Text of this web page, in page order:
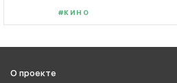
#КИНО
О проекте